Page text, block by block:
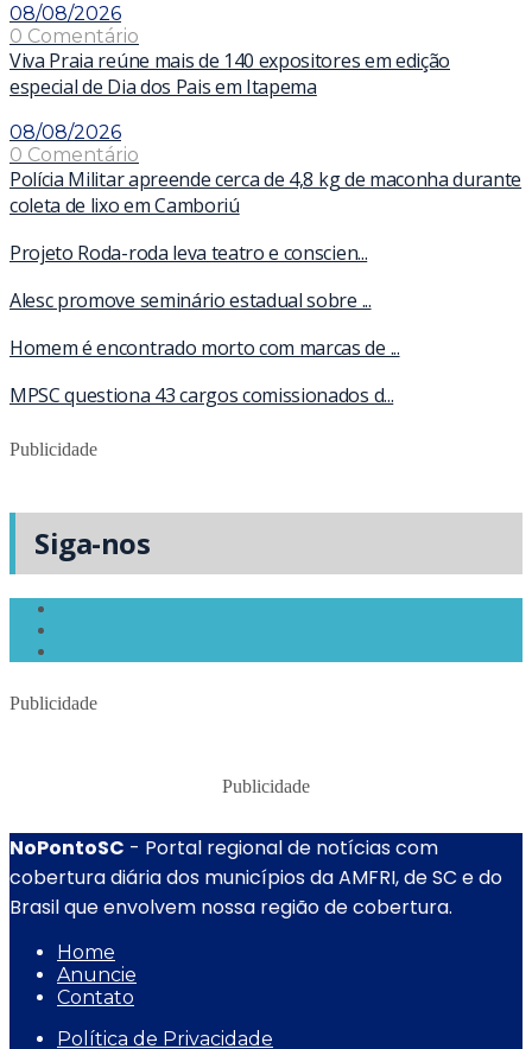
08/08/2026
0 Comentário
Viva Praia reúne mais de 140 expositores em edição
especial de Dia dos Pais em Itapema
08/08/2026
0 Comentário
Polícia Militar apreende cerca de 4,8 kg de maconha durante
coleta de lixo em Camboriú
Projeto Roda-roda leva teatro e conscien...
Alesc promove seminário estadual sobre ...
Homem é encontrado morto com marcas de ...
MPSC questiona 43 cargos comissionados d...
Publicidade
Siga-nos
Publicidade
Publicidade
NoPontoSC - Portal regional de notícias com
cobertura diária dos municípios da AMFRI, de SC e do
Brasil que envolvem nossa região de cobertura.
Home
Anuncie
Contato
Política de Privacidade